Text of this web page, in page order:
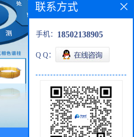
联系方式
手机： 18502138905
Q Q：